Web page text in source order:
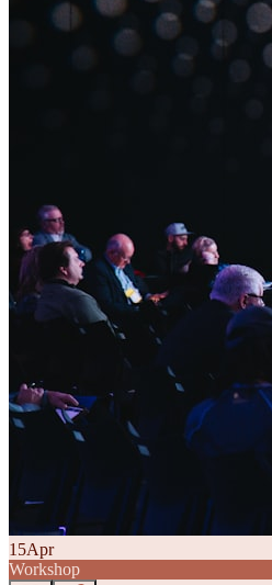
15Apr
Workshop